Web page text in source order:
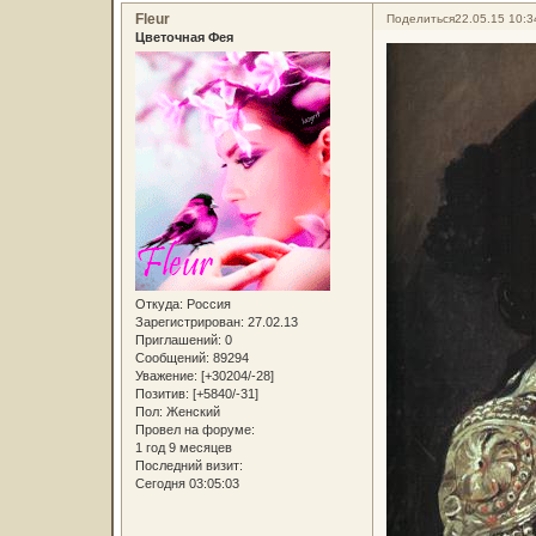
Поделиться22.05.15
Fleur
Цветочная Фея
Откуда: Россия
Зарегистрирован: 27.02.13
Приглашений: 0
Сообщений: 89294
Уважение: [+30204/-28]
Позитив: [+5840/-31]
Пол: Женский
Провел на форуме:
1 год 9 месяцев
Последний визит:
Сегодня 03:05:03